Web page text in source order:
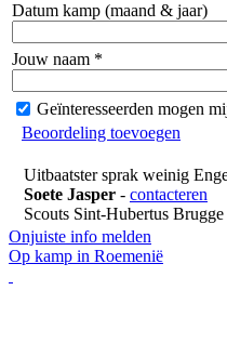
Datum kamp (maand & jaar)
Jouw naam *
Geïnteresseerden mogen
Beoordeling toevoegen
Uitbaatster sprak weinig
Soete Jasper - contacteren
Scouts Sint-Hubertus Brugge
Onjuiste info melden
Op kamp in Roemenië